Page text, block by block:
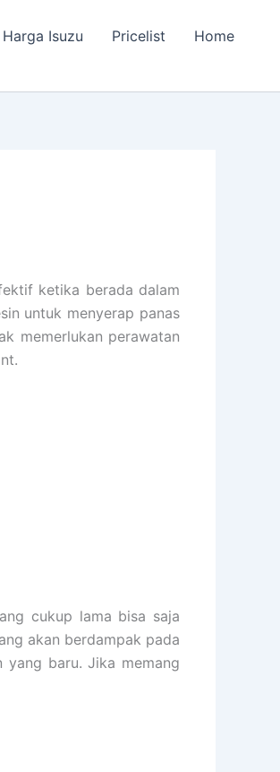
Harga Isuzu Pricelist Home
ketika berada dalam
untuk menyerap panas
memerlukan perawatan
cukup lama bisa saja
akan berdampak pada
baru. Jika memang